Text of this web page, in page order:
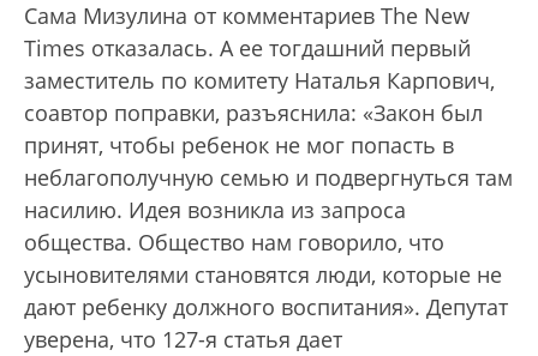
Сама Мизулина от комментариев The New
Times отказалась. А ее тогдашний первый
заместитель по комитету Наталья Карпович,
соавтор поправки, разъяснила: «Закон был
принят, чтобы ребенок не мог попасть в
неблагополучную семью и подвергнуться там
насилию. Идея возникла из запроса
общества. Общество нам говорило, что
усыновителями становятся люди, которые не
дают ребенку должного воспитания». Депутат
уверена, что 127-я статья дает